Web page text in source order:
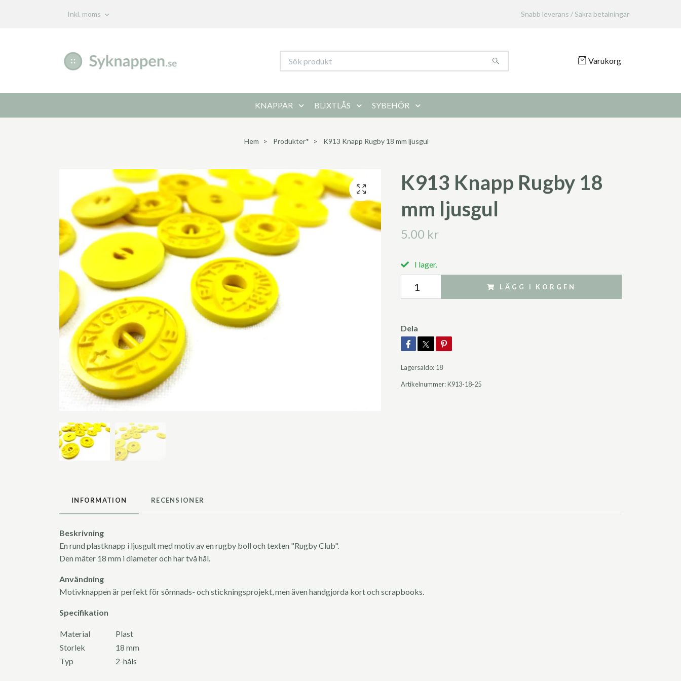
Inkl. moms Snabb leverans / Säkra betalningar
Varukorg
KNAPPAR BLIXTLÅS SYBEHÖR
Hem Produkter* K913 Knapp Rugby 18 mm ljusgul
K913 Knapp Rugby 18
mm ljusgul
5.00 kr
I lager.
LÄGG I KORGEN
Dela
Lagersaldo: 18
Artikelnummer:K913-18-25
INFORMATION RECENSIONER
Beskrivning
En rund plastknapp i ljusgult med motiv av en rugby boll och texten "Rugby Club".
Den mäter 18 mm i diameter och har två hål.
Användning
Motivknappen är perfekt för sömnads- och stickningsprojekt, men även handgjorda kort och scrapbooks.
Specifikation
Material
Plast
Storlek
18 mm
Typ
2-håls